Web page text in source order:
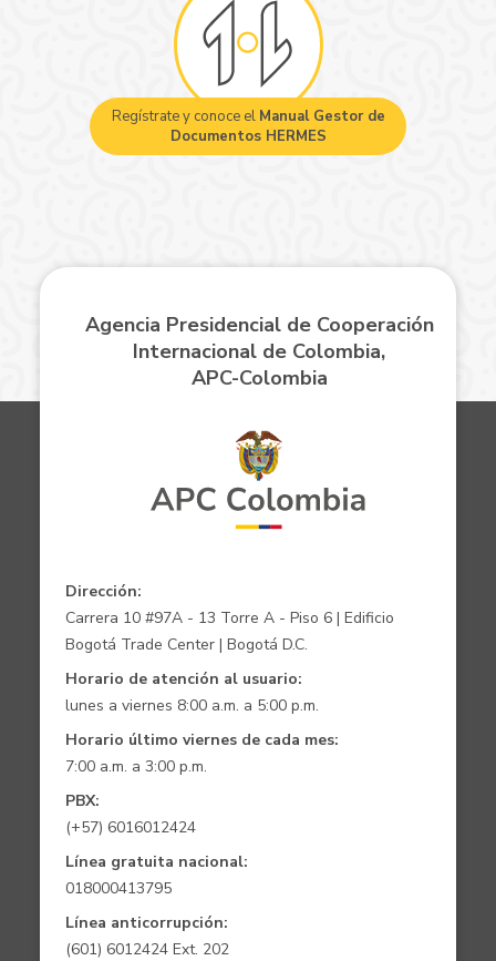
Regístrate y conoce el Manual Gestor de
Documentos HERMES
Agencia Presidencial de Cooperación
Internacional de Colombia,
APC-Colombia
Dirección:
Carrera 10 #97A - 13 Torre A - Piso 6 | Edificio
Bogotá Trade Center | Bogotá D.C.
Horario de atención al usuario:
lunes a viernes 8:00 a.m. a 5:00 p.m.
Horario último viernes de cada mes:
7:00 a.m. a 3:00 p.m.
PBX:
(+57) 6016012424
Línea gratuita nacional:
018000413795
Línea anticorrupción:
(601) 6012424 Ext. 202